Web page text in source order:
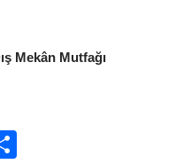
Mekân Mutfağı